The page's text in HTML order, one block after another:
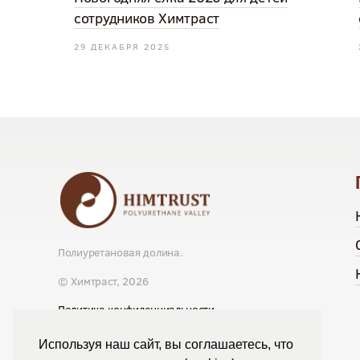
Используя наш сайт, вы соглашаетесь, что
сотрудников Химтраст
29 ДЕКАБРЯ 2025
Полиуретановая долина.
© Химтраст, 2026
Политика конфиденциальности
Публичная оферта